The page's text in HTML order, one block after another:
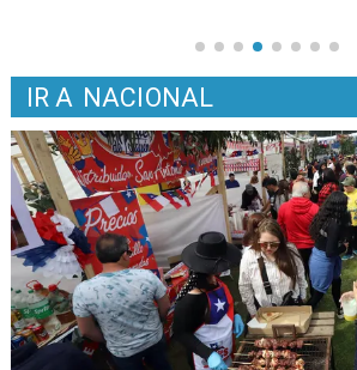
IR A NACIONAL